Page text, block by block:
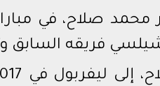
السابق و147 مباراة مع ليفربول.